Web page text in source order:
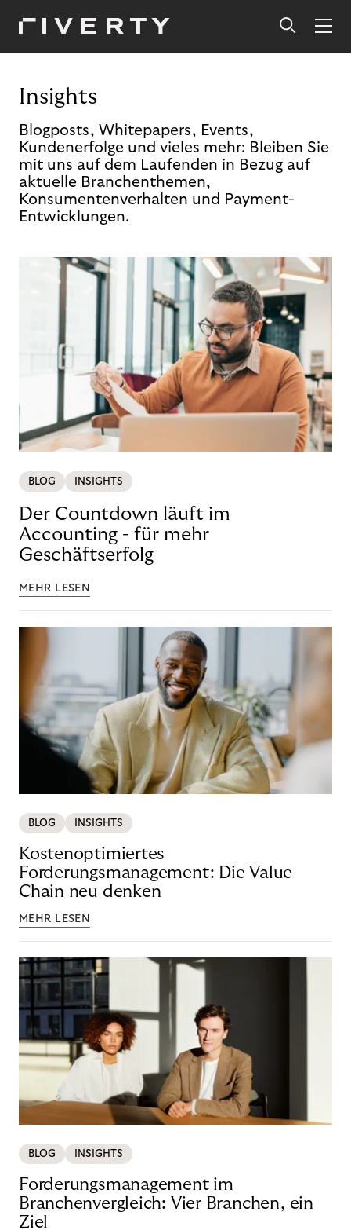
Insights
Blogposts, Whitepapers, Events,
Kundenerfolge und vieles mehr: Bleiben Sie
mit uns auf dem Laufenden in Bezug auf
aktuelle Branchenthemen,
Konsumentenverhalten und Payment-
Entwicklungen.
BLOG INSIGHTS
Der Countdown läuft im
Accounting - für mehr
Geschäftserfolg
MEHR LESEN
BLOG INSIGHTS
Kostenoptimiertes
Forderungsmanagement: Die Value
Chain neu denken
MEHR LESEN
BLOG INSIGHTS
Forderungsmanagement im
Branchenvergleich: Vier Branchen, ein
Ziel